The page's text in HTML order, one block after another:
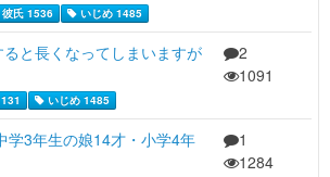
彼氏 1536 いじめ 1485
と長くなってしまいますが
いじめ 1485
2
1091
学3年生の娘14才・小学4年
1
1284